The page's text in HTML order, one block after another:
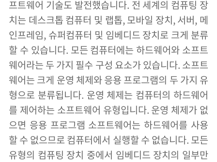
프트웨어 기술도 발전했습니다. 전 세계의 컴퓨팅 장
치는 데스크톱 컴퓨터 및 랩톱, 모바일 장치, 서버, 메
인프레임, 슈퍼컴퓨터 및 임베디드 장치로 크게 분류
할 수 있습니다. 모든 컴퓨터에는 하드웨어와 소프트
웨어라는 두 가지 필수 구성 요소가 있습니다. 소프트
웨어는 크게 운영 체제와 응용 프로그램의 두 가지 유
형으로 분류됩니다. 운영 체제는 컴퓨터의 하드웨어
를 제어하는 ​​소프트웨어 유형입니다. 운영 체제가 없
으면 응용 프로그램 소프트웨어는 하드웨어를 사용
할 수 없으므로 컴퓨터에서 실행할 수 없습니다. 모든
유형의 컴퓨팅 장치 중에서 임베디드 장치의 일부만